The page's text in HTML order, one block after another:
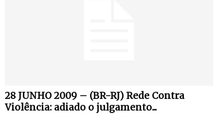
28 JUNHO 2009 – (BR-RJ) Rede Contra
Violência: adiado o julgamento...